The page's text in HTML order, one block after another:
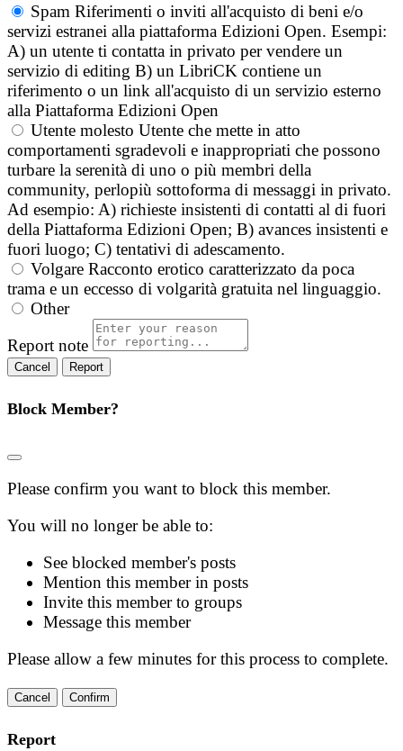
Spam Riferimenti o inviti all'acquisto di beni e/o
servizi estranei alla piattaforma Edizioni Open. Esempi:
A) un utente ti contatta in privato per vendere un
servizio di editing B) un LibriCK contiene un
riferimento o un link all'acquisto di un servizio esterno
alla Piattaforma Edizioni Open
Utente molesto Utente che mette in atto
comportamenti sgradevoli e inappropriati che possono
turbare la serenità di uno o più membri della
community, perlopiù sottoforma di messaggi in privato.
Ad esempio: A) richieste insistenti di contatti al di fuori
della Piattaforma Edizioni Open; B) avances insistenti e
fuori luogo; C) tentativi di adescamento.
Volgare Racconto erotico caratterizzato da poca
trama e un eccesso di volgarità gratuita nel linguaggio.
Other
Report note
Report
Block Member?
Please confirm you want to block this member.
You will no longer be able to:
See blocked member's posts
Mention this member in posts
Invite this member to groups
Message this member
Please allow a few minutes for this process to complete.
Confirm
Report